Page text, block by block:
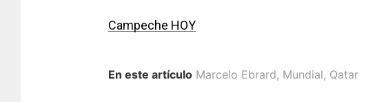
Campeche HOY
En este artículo Marcelo Ebrard, Mundial, Qatar